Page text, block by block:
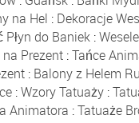
na Hel : Dekoracje
do Baniek:Wesele
na Prezent :Tańce
: Balony z Helem
:Wzory Tatuaży:
Animatora :Tatuaże